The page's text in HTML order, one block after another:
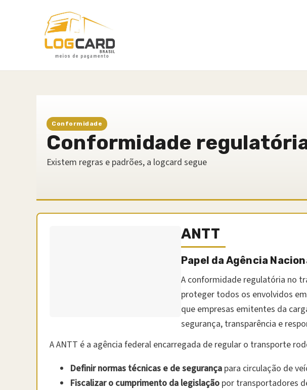
Conformidade
Conformidade
Existem regras e padrões, a logcard segue
ANTT
Papel da Agência
A conformidade regulatória no
proteger todos os envolvidos
que empresas emitentes da
segurança, transparência e
A ANTT é a agência federal encarregada de regular o transporte
Definir normas técnicas e de segurança para circulação de
Fiscalizar o cumprimento da legislação por transportadores